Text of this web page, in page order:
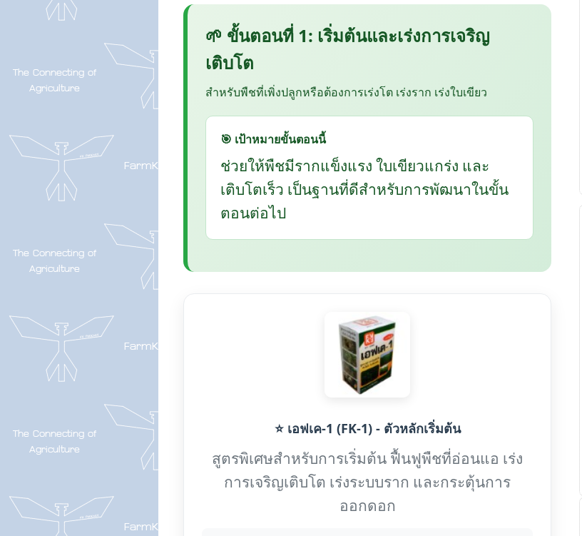
🌱 ขั้นตอนที่ 1: เริ่มต้นและเร่งการเจริญ
เติบโต
สำหรับพืชที่เพิ่งปลูกหรือต้องการเร่งโต เร่งราก เร่งใบเขียว
🎯 เป้าหมายขั้นตอนนี้
ช่วยให้พืชมีรากแข็งแรง ใบเขียวแกร่ง และ
เติบโตเร็ว เป็นฐานที่ดีสำหรับการพัฒนาในขั้น
ตอนต่อไป
⭐ เอฟเค-1 (FK-1) - ตัวหลักเริ่มต้น
สูตรพิเศษสำหรับการเริ่มต้น ฟื้นฟูพืชที่อ่อนแอ เร่ง
การเจริญเติบโต เร่งระบบราก และกระตุ้นการ
ออกดอก